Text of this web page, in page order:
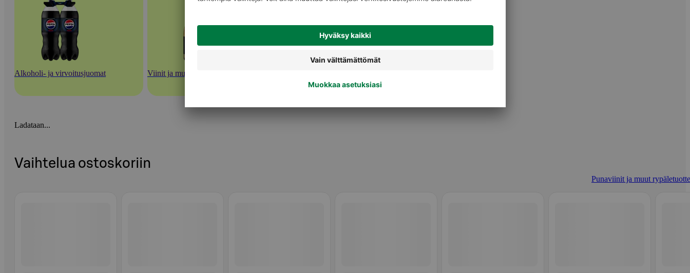
Alkoholi- ja virvoitusjuomat Viinit ja muut rypäletuotteet
Ladataan...
Vaihtelua ostoskoriin
Punaviinit ja muut